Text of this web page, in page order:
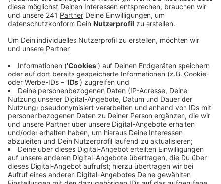
„usselig“. Sarah Puckert will wissen, wie sich die
Bedeutung und Aussprache von „usselig“ je nach
Region im Rheinland unterscheiden.
„Usselig“ gibt es dabei in etwa zehn verschiedenen
damit eher nasskaltes Wetter bezeichnen,
bedeutet es in anderen Dialekten auch schon
einmal so etwas wie „kleingewachsen“,
„schmutzig“ oder „schlecht“.
Auf ihrer Webseite hat sie zu dem Thema mit
ihrem Team eineKarteangelegt, auf der sie die
regionalen Unterschiede zeigt. Um die Karte aber
noch genauer zu machen, sind wir hier aus dem
Kreis Euskirchen gefragt: